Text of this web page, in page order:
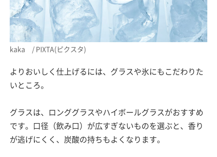
kaka / PIXTA(ピクスタ)
よりおいしく仕上げるには、グラスや氷にもこだわりた
いところ。
グラスは、ロンググラスやハイボールグラスがおすすめ
です。口径（飲み口）が広すぎないものを選ぶと、香り
が逃げにくく、炭酸の持ちもよくなります。